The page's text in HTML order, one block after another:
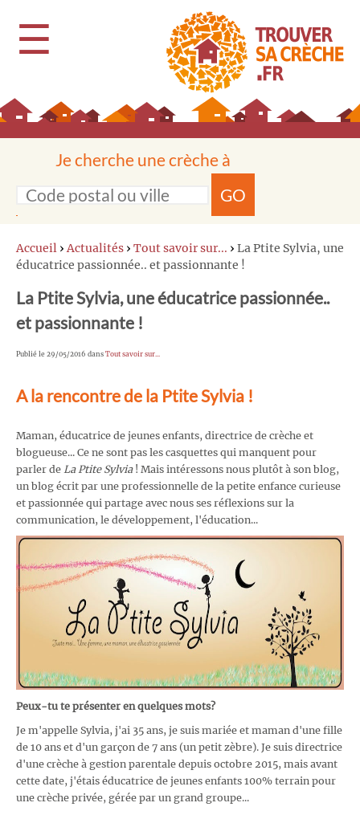
☰
Je cherche une crèche à
GO
Accueil ›Actualités › Tout savoir sur... › La Ptite Sylvia, une
éducatrice passionnée.. et passionnante !
La Ptite Sylvia, une éducatrice passionnée..
et passionnante !
Publié le 29/05/2016 dans Tout savoir sur...
A la rencontre de la Ptite Sylvia !
Maman, éducatrice de jeunes enfants, directrice de crèche et
blogueuse... Ce ne sont pas les casquettes qui manquent pour
parler de La Ptite Sylvia! Mais intéressons nous plutôt à son blog,
un blog écrit par une professionnelle de la petite enfance curieuse
et passionnée qui partage avec nous ses réflexions sur la
communication, le développement, l'éducation...
Peux-tu te présenter en quelques mots?
Je m'appelle Sylvia, j'ai 35 ans, je suis mariée et maman d'une fille
de 10 ans et d'un garçon de 7 ans (un petit zèbre). Je suis directrice
d'une crèche à gestion parentale depuis octobre 2015, mais avant
cette date, j'étais éducatrice de jeunes enfants 100% terrain pour
une crèche privée, gérée par un grand groupe...